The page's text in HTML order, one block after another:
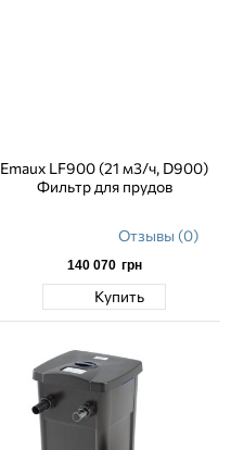
Emaux LF900 (21 м3/ч, D900)
Фильтр для прудов
Отзывы (0)
140 070 грн
Купить